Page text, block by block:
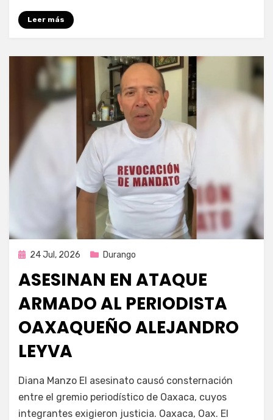
Leer más
Publicada
24 Jul, 2026 Durango
ASESINAN EN ATAQUE
ARMADO AL PERIODISTA
OAXAQUEÑO ALEJANDRO
LEYVA
Fernando Miranda Servín
Diana Manzo El asesinato causó consternación
entre el gremio periodístico de Oaxaca, cuyos
integrantes exigieron justicia. Oaxaca, Oax. El